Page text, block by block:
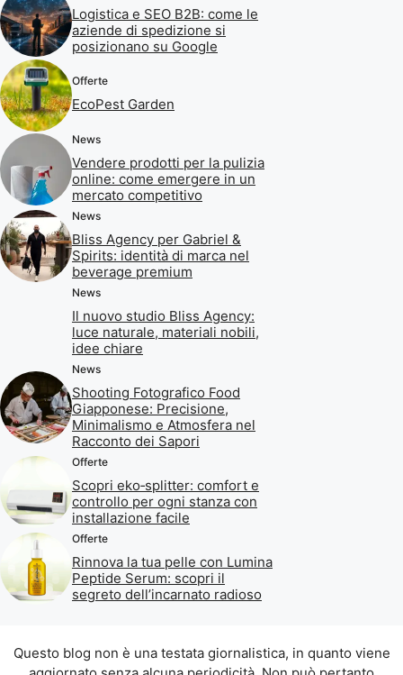
Logistica e SEO B2B: come le
aziende di spedizione si
posizionano su Google
Offerte
EcoPest Garden
News
Vendere prodotti per la pulizia
online: come emergere in un
mercato competitivo
News
Bliss Agency per Gabriel &
Spirits: identità di marca nel
beverage premium
News
Il nuovo studio Bliss Agency:
luce naturale, materiali nobili,
idee chiare
News
Shooting Fotografico Food
Giapponese: Precisione,
Minimalismo e Atmosfera nel
Racconto dei Sapori
Offerte
Scopri eko‑splitter: comfort e
controllo per ogni stanza con
installazione facile
Offerte
Rinnova la tua pelle con Lumina
Peptide Serum: scopri il
segreto dell’incarnato radioso
Questo blog non è una testata giornalistica, in quanto viene